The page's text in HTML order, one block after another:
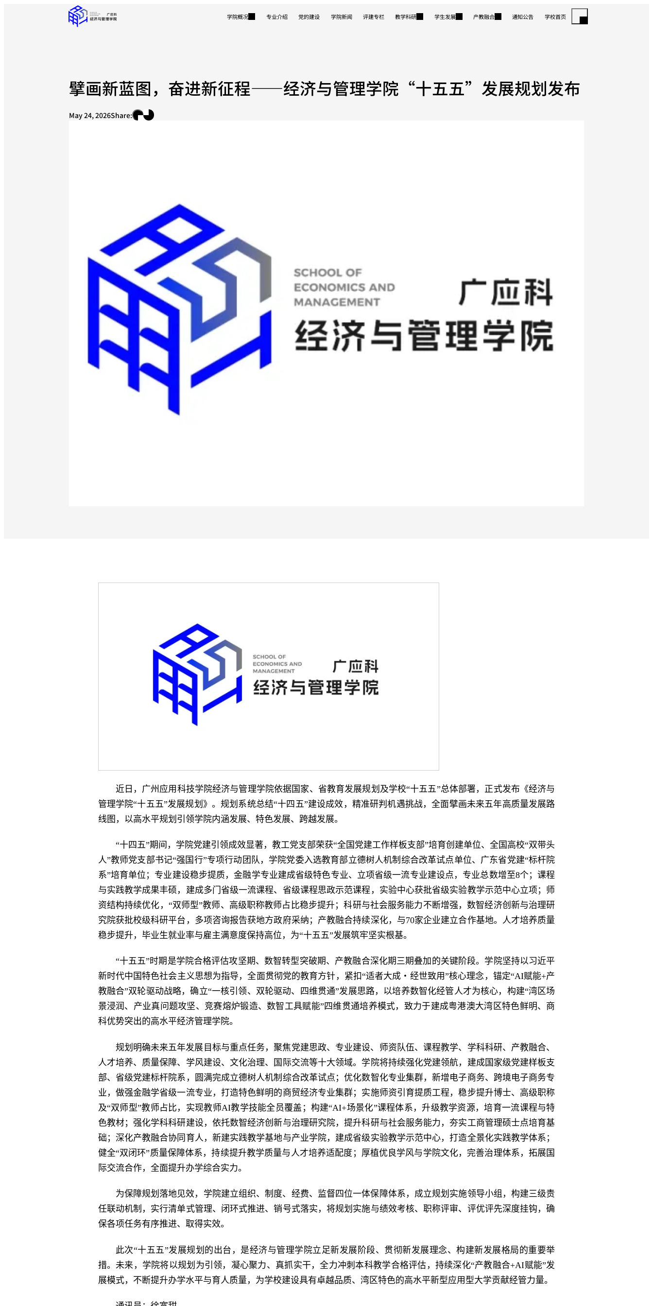
学院概况 专业介绍 党的建设 学院新闻 评建专栏 教学科研 学生发展 产教融合 通知公告 学校首页
擘画新蓝图，奋进新征程——经济与管理学院“十五五”发展规划发布
May 24, 2026Share:
近日，广州应用科技学院经济与管理学院依据国家、省教育发展规划及学校“十五五”总体部署，正式发布《经济与
管理学院“十五五”发展规划》。规划系统总结“十四五”建设成效，精准研判机遇挑战，全面擘画未来五年高质量发展路
线图，以高水平规划引领学院内涵发展、特色发展、跨越发展。
“十四五”期间，学院党建引领成效显著，教工党支部荣获“全国党建工作样板支部”培育创建单位、全国高校“双带头
人”教师党支部书记“强国行”专项行动团队，学院党委入选教育部立德树人机制综合改革试点单位、广东省党建“标杆院
系”培育单位；专业建设稳步提质，金融学专业建成省级特色专业、立项省级一流专业建设点，专业总数增至8个；课程
与实践教学成果丰硕，建成多门省级一流课程、省级课程思政示范课程，实验中心获批省级实验教学示范中心立项；师
资结构持续优化，“双师型”教师、高级职称教师占比稳步提升；科研与社会服务能力不断增强，数智经济创新与治理研
究院获批校级科研平台，多项咨询报告获地方政府采纳；产教融合持续深化，与70家企业建立合作基地。人才培养质量
稳步提升，毕业生就业率与雇主满意度保持高位，为“十五五”发展筑牢坚实根基。
“十五五”时期是学院合格评估攻坚期、数智转型突破期、产教融合深化期三期叠加的关键阶段。学院坚持以习近平
新时代中国特色社会主义思想为指导，全面贯彻党的教育方针，紧扣“适者大成・经世致用”核心理念，锚定“AI赋能+产
教融合”双轮驱动战略，确立“一核引领、双轮驱动、四维贯通”发展思路，以培养数智化经管人才为核心，构建“湾区场
景浸润、产业真问题攻坚、竞赛熔炉锻造、数智工具赋能”四维贯通培养模式，致力于建成粤港澳大湾区特色鲜明、商
科优势突出的高水平经济管理学院。
规划明确未来五年发展目标与重点任务，聚焦党建思政、专业建设、师资队伍、课程教学、学科科研、产教融合、
人才培养、质量保障、学风建设、文化治理、国际交流等十大领域。学院将持续强化党建领航，建成国家级党建样板支
部、省级党建标杆院系，圆满完成立德树人机制综合改革试点；优化数智化专业集群，新增电子商务、跨境电子商务专
业，做强金融学省级一流专业，打造特色鲜明的商贸经济专业集群；实施师资引育提质工程，稳步提升博士、高级职称
及“双师型”教师占比，实现教师AI教学技能全员覆盖；构建“AI+场景化”课程体系，升级教学资源，培育一流课程与特
色教材；强化学科科研建设，依托数智经济创新与治理研究院，提升科研与社会服务能力，夯实工商管理硕士点培育基
础；深化产教融合协同育人，新建实践教学基地与产业学院，建成省级实验教学示范中心，打造全景化实践教学体系；
健全“双闭环”质量保障体系，持续提升教学质量与人才培养适配度；厚植优良学风与学院文化，完善治理体系，拓展国
际交流合作，全面提升办学综合实力。
为保障规划落地见效，学院建立组织、制度、经费、监督四位一体保障体系，成立规划实施领导小组，构建三级责
任联动机制，实行清单式管理、闭环式推进、销号式落实，将规划实施与绩效考核、职称评审、评优评先深度挂钩，确
保各项任务有序推进、取得实效。
此次“十五五”发展规划的出台，是经济与管理学院立足新发展阶段、贯彻新发展理念、构建新发展格局的重要举
措。未来，学院将以规划为引领，凝心聚力、真抓实干，全力冲刺本科教学合格评估，持续深化“产教融合+AI赋能”发
展模式，不断提升办学水平与育人质量，为学校建设具有卓越品质、湾区特色的高水平新型应用型大学贡献经管力量。